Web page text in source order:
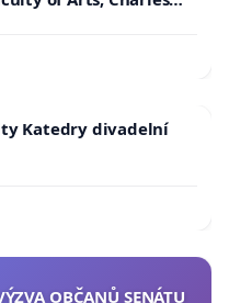
Katedry divadelní
OBČANŮ SENÁTU